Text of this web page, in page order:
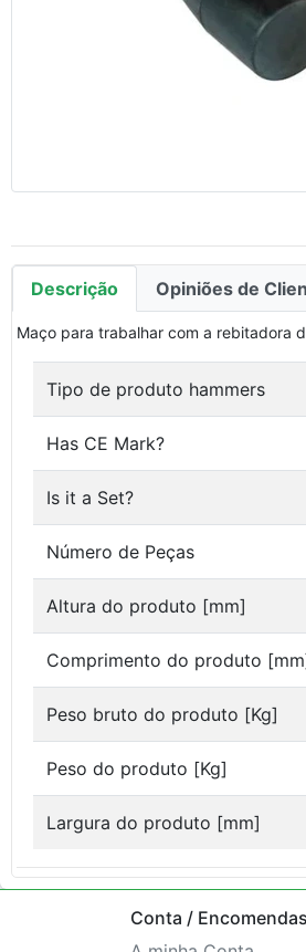
Descrição Opiniões de
Maço para trabalhar com a rebitadora
Tipo de produto hammers
Has CE Mark?
Is it a Set?
Número de Peças
Altura do produto [mm]
Comprimento do produto
Peso bruto do produto [Kg]
Peso do produto [Kg]
Largura do produto [mm]
Conta / Encomendas